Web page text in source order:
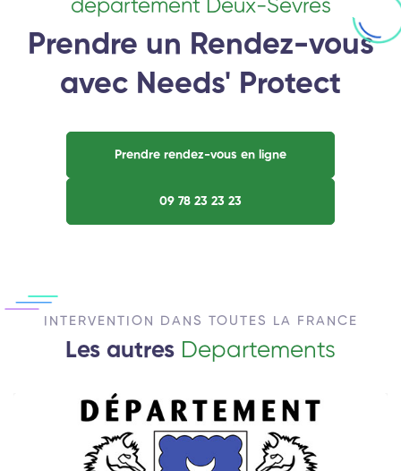
departement Deux-Sèvres
Prendre un Rendez-vous
avec Needs' Protect
Prendre rendez-vous en ligne
09 78 23 23 23
INTERVENTION DANS TOUTES LA FRANCE
Les autres Departements